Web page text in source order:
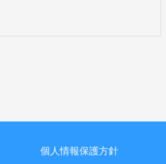
個人情報保護方針